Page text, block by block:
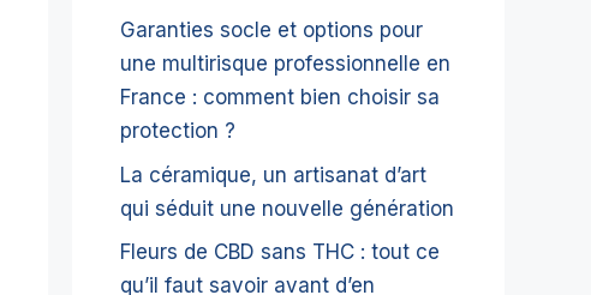
Garanties socle et options pour
une multirisque professionnelle en
France : comment bien choisir sa
protection ?
La céramique, un artisanat d’art
qui séduit une nouvelle génération
Fleurs de CBD sans THC : tout ce
qu’il faut savoir avant d’en